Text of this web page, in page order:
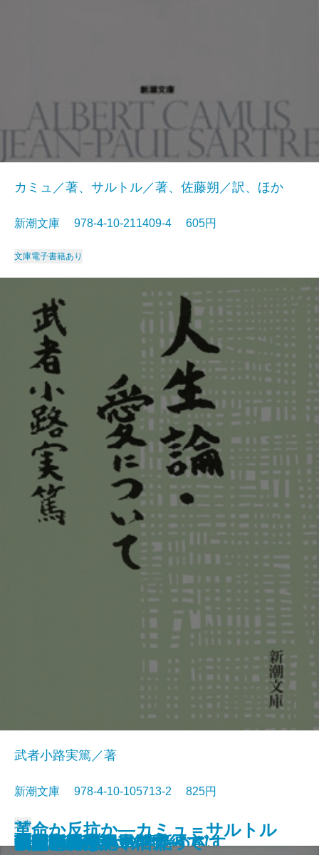
けものたちは故郷をめざす
エロ事師たち
恋愛論
藤十郎の恋・恩讐の彼方に
華岡青洲の妻
地下室の手記
一千一秒物語
人斬り以蔵
革命か反抗か―カミュ＝サルトル
カミュ／著、サルトル／著、佐藤朔／訳、ほか
新潮文庫 978-4-10-211409-4 605円
文庫電子書籍あり
人生論・愛について
武者小路実篤／著
新潮文庫 978-4-10-105713-2 825円
文庫
私は忘れない
夢判断〔上〕
夢判断〔下〕
金色夜叉
ペスト
李陵・山月記
マクベス
機械・春は馬車に乗って
刺青・秘密
シーシュポスの神話